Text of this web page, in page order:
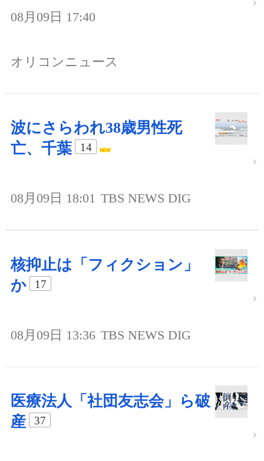
08月09日 17:40
オリコンニュース
波にさらわれ38歳男性死
亡、千葉
14
08月09日 18:01 TBS NEWS DIG
核抑止は「フィクション」
か
17
08月09日 13:36 TBS NEWS DIG
医療法人「社団友志会」ら破
産
37